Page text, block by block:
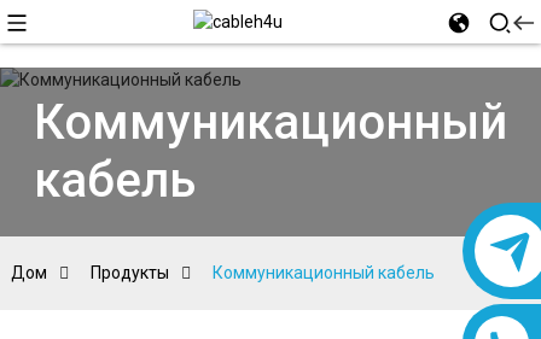
Коммуникационный
кабель
Дом Продукты Коммуникационный кабель